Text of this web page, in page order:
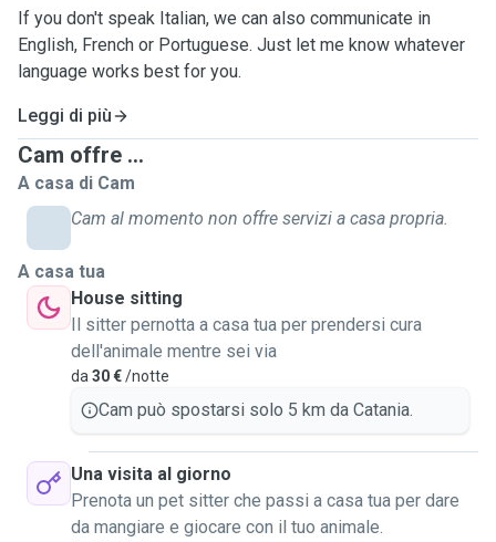
If you don't speak Italian, we can also communicate in
English, French or Portuguese. Just let me know whatever
language works best for you.
Leggi di più
Cam offre ...
A casa di Cam
Cam al momento non offre servizi a casa propria.
A casa tua
House sitting
Il sitter pernotta a casa tua per prendersi cura
dell'animale mentre sei via
da 30 €/notte
Cam può spostarsi solo 5 km da Catania.
Una visita al giorno
Prenota un pet sitter che passi a casa tua per dare
da mangiare e giocare con il tuo animale.